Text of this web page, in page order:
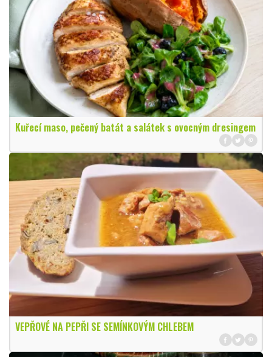
Kuřecí maso, pečený batát a salátek s ovocným dresingem
VEPŘOVÉ NA PEPŘI SE SEMÍNKOVÝM CHLEBEM